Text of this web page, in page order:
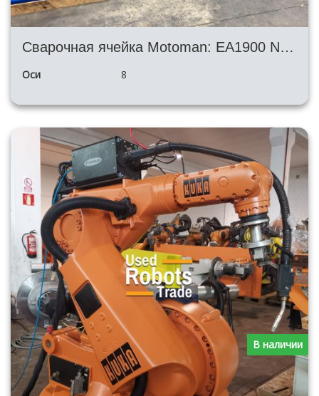
Сварочная ячейка Motoman: EA1900 NX100 + 2x позиционера + сварочный аппарат SKS
Оси 8
В наличии